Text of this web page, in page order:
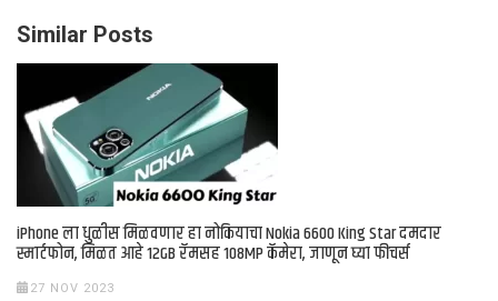
Similar Posts
iPhone ला धुळीस मिळवणार हा नोकियाचा Nokia 6600 King Star दमदार
स्मार्टफोन, मिळत आहे 12GB रॅमसह 108MP कॅमेरा, जाणून घ्या फीचर्स
27 NOV 2023